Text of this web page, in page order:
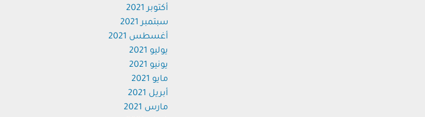
أكتوبر 2021
سبتمبر 2021
أغسطس 2021
يوليو 2021
يونيو 2021
مايو 2021
أبريل 2021
مارس 2021